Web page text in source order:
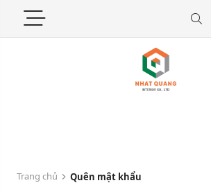
Trang chủ Quên mật khẩu